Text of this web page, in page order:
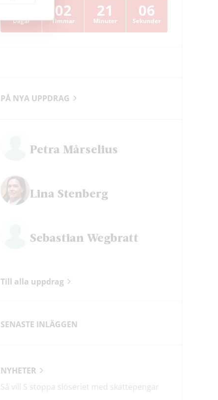
Dagar
02
Timmar
21
Minuter
05
Sekunder
PÅ NYA UPPDRAG
Petra Mårselius
Lina Stenberg
Sebastian Wegbratt
Till alla uppdrag
SENASTE INLÄGGEN
NYHETER
Så vill S stoppa slöseriet med skattepengar